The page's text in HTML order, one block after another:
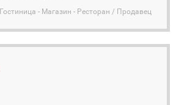
Гостиница - Магазин - Ресторан / Продавец